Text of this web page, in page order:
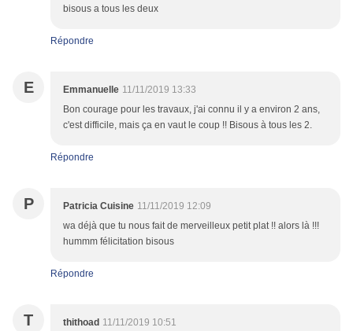
bisous a tous les deux
Répondre
E Emmanuelle 11/11/2019 13:33
Bon courage pour les travaux, j'ai connu il y a environ 2 ans,
c'est difficile, mais ça en vaut le coup !! Bisous à tous les 2.
Répondre
P Patricia Cuisine 11/11/2019 12:09
wa déjà que tu nous fait de merveilleux petit plat !! alors là !!!
hummm félicitation bisous
Répondre
T thithoad 11/11/2019 10:51